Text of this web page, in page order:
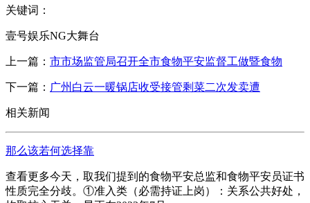
关键词：
壹号娱乐NG大舞台
上一篇： 市市场监管局召开全市食物平安监督工做暨食物
下一篇： 广州白云一暖锅店收受接管剩菜二次发卖遭
相关新闻
那么该若何选择靠
查看更多今天，取我们提到的食物平安总监和食物平安员证书
性质完全分歧。①准入类（必需持证上岗）：关系公共好处，